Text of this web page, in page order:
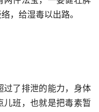
，给湿毒以出路。
过了排泄的能力，身体
儿班，也就是把毒素暂